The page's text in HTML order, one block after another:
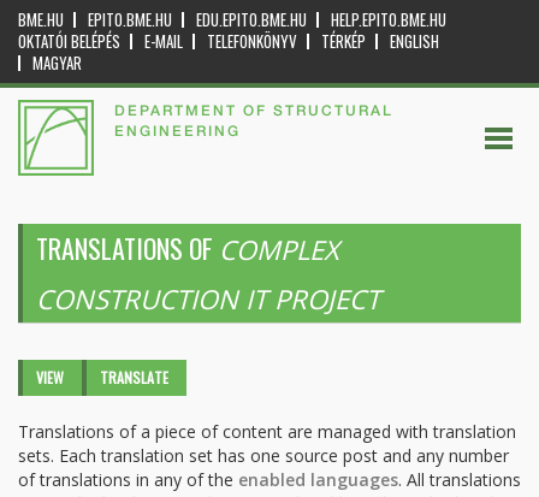
BME.HU EPITO.BME.HU EDU.EPITO.BME.HU
HELP.EPITO.BME.HU
OKTATÓI BELÉPÉS
E-MAIL TELEFONKÖNYV TÉRKÉP
ENGLISH
MAGYAR
DEPARTMENT OF STRUCTURAL
ENGINEERING
TRANSLATIONS OF COMPLEX
CONSTRUCTION IT PROJECT
Primary tabs
VIEW TRANSLATE
Translations of a piece of content are managed with translation
sets. Each translation set has one source post and any number
of translations in any of the enabled languages. All translations